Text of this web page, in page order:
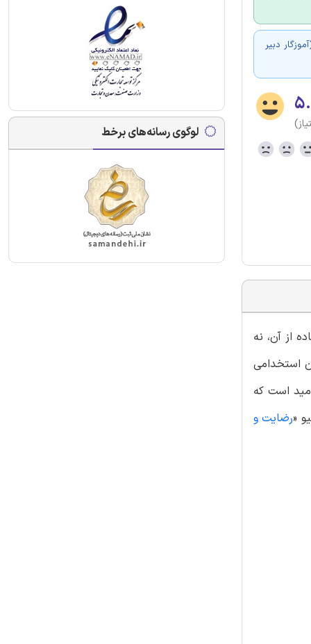
دبیر
از آن، نه‌
استخدامی
است که
«رضایت و
لوگوی رسانه‌های برخط